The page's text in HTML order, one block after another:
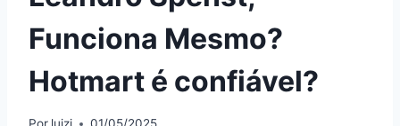
Funciona Mesmo?
Hotmart é confiável?